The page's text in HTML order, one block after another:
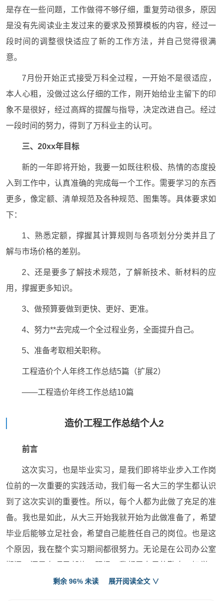
是存在一些问题，工作做得不够仔细，重复劳动很多，原因
是没有先阅读业主发过来的要求及预算模板的内容，经过一
段时间的调整很快适应了新的工作方法，并自己觉得很满
意。
7月份开始正式接受万科全过程，一开始不是很适应，
本人心粗，没做过这么仔细的工作，刚开始给业主留下的印
象不是很好，经过高辉的提醒与指导，决定改进自己。经过
一段时间的努力，得到了万科业主的认可。
三、20xx年目标
新的一年即将开始，我要一如既往积极、热情的态度投
入到工作中，认真准确的完成每一个工作。需要学习的东西
更多，像定额、清单规范及各种规范、图集等。具体要求如
下：
1、熟悉定额，撑握其计算规则与各项划分分类并且了
解与市场价格的差别。
2、还是要多了解技术规范，了解新技术、新材料的应
用，撑握更多知识。
3、做预算要做到更快、更好、更准。
4、努力**去完成一个全过程业务，全面提升自己。
5、准备考取相关职称。
工程造价个人年终工作总结5篇（扩展2）
——工程造价年终工作总结10篇
造价工程工作总结个人2
前言
这次实习，也是毕业实习，是我们即将毕业步入工作岗
位前的一次重要的实践活动，我们每一名大三的学生都认识
到了这次实训的重要性。所以，每个人都为此做了充足的准
备。我也是如此，从大三开始我就开始为此做准备了，希望
毕业后能够立足社会，希望自己能胜任自己的岗位。也是这
个原因，我在整个实习期间都很努力。无论是在公司办公室
以及认真的态度对待每一件事情，我不怕吃苦，不怕困难，
剩余 96% 未读 展开阅读全文 ∨